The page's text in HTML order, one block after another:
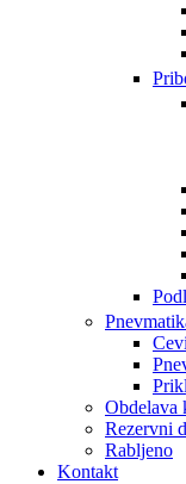
Cevi
Obdelava
Rezervni
Rabljeno
Kontakt